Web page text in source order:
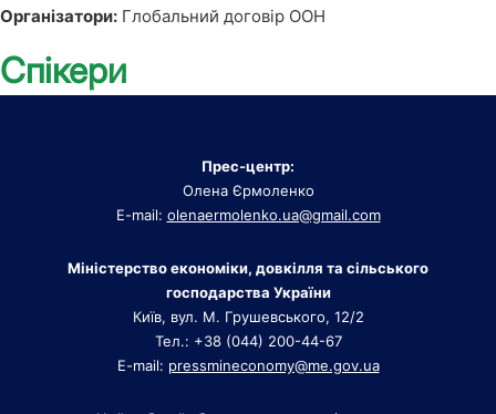
Організатори: Глобальний договір ООН
Спікери
Міністерство економіки, довкілля та сільського
господарства України
Київ, вул. М. Грушевського, 12/2
Тел.: +38 (044) 200-44-67
E-mail: pressmineconomy@me.gov.ua
Прес-центр:
Олена Єрмоленко
E-mail: olenaermolenko.ua@gmail.com